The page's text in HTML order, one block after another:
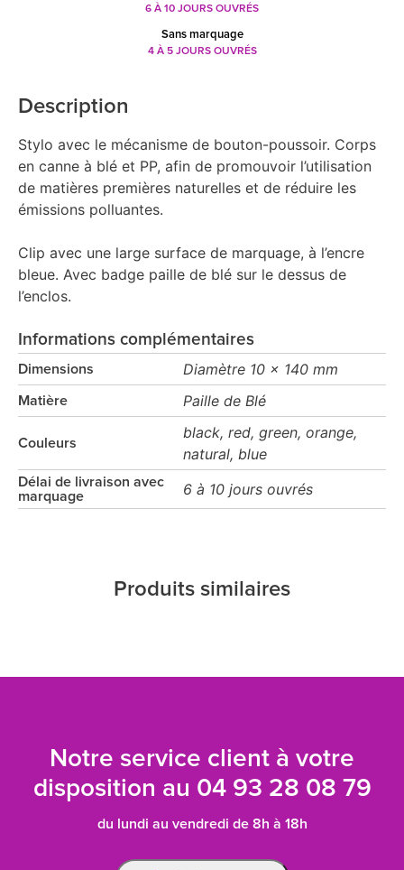
6 À 10 JOURS OUVRÉS
Sans marquage
4 À 5 JOURS OUVRÉS
Description
Stylo avec le mécanisme de bouton-poussoir. Corps
en canne à blé et PP, afin de promouvoir l’utilisation
de matières premières naturelles et de réduire les
émissions polluantes.
Clip avec une large surface de marquage, à l’encre
bleue. Avec badge paille de blé sur le dessus de
l’enclos.
Informations complémentaires
Dimensions Diamètre 10 x 140 mm
Matière Paille de Blé
Couleurs
black, red, green, orange,
natural, blue
Délai de livraison avec
marquage
6 à 10 jours ouvrés
Produits similaires
Notre service client à votre
disposition au 04 93 28 08 79
du lundi au vendredi de 8h à 18h